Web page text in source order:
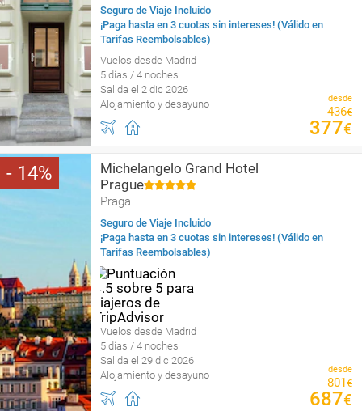
Seguro de Viaje Incluido
¡Paga hasta en 3 cuotas sin intereses! (Válido en
Tarifas Reembolsables)
Vuelos desde Madrid
5 días / 4 noches
Salida el 2 dic 2026
Alojamiento y desayuno
desde
436€
377€
14
Michelangelo Grand Hotel
Prague
Praga
Seguro de Viaje Incluido
¡Paga hasta en 3 cuotas sin intereses! (Válido en
Tarifas Reembolsables)
Vuelos desde Madrid
5 días / 4 noches
Salida el 29 dic 2026
Alojamiento y desayuno
desde
801€
687€